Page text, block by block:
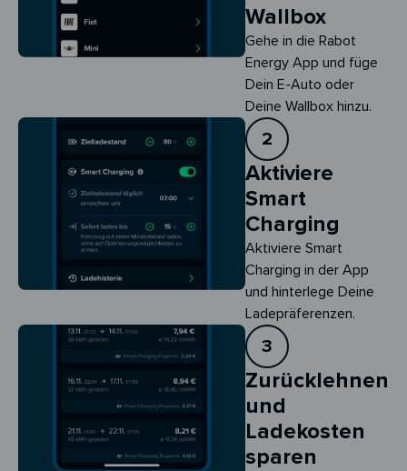
Wallbox
Gehe in die Rabot
Energy App und füge
Dein E-Auto oder
Deine Wallbox hinzu.
2
Aktiviere
Smart
Charging
Aktiviere Smart
Charging in der App
und hinterlege Deine
Ladepräferenzen.
3
Zurücklehnen
und
Ladekosten
sparen